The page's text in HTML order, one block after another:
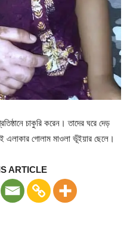
চাকুরি করেন। তাদের ঘরে দেড়
এলাকার গোলাম মাওলা ভূঁইয়ার ছেলে।
ARTICLE